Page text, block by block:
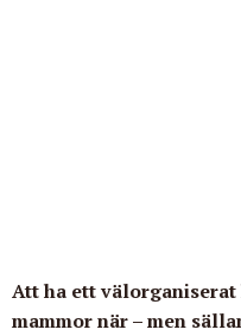
Att ha ett välorganiserat
mammor när – men